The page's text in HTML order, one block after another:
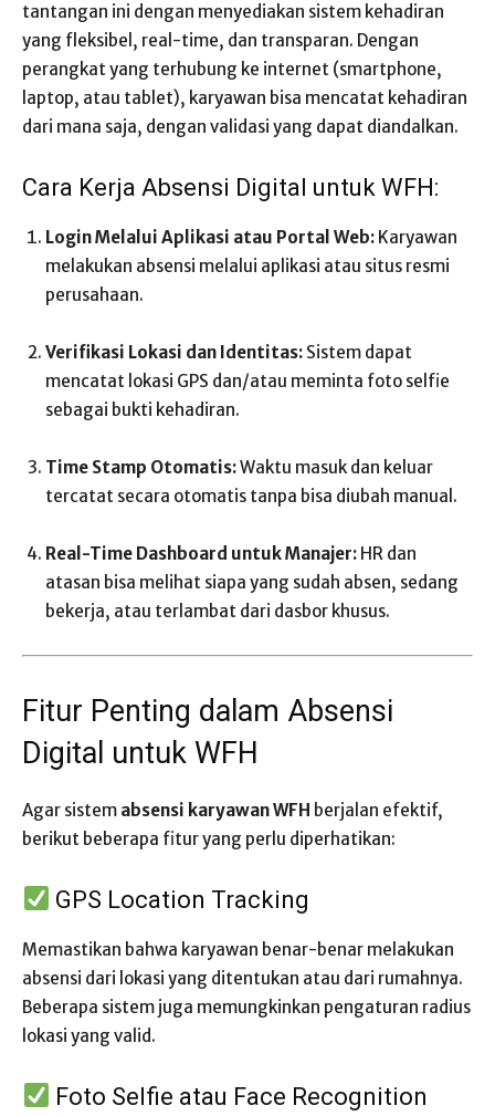
tantangan ini dengan menyediakan sistem kehadiran
yang fleksibel, real-time, dan transparan. Dengan
perangkat yang terhubung ke internet (smartphone,
laptop, atau tablet), karyawan bisa mencatat kehadiran
dari mana saja, dengan validasi yang dapat diandalkan.
Cara Kerja Absensi Digital untuk WFH:
Login Melalui Aplikasi atau Portal Web: Karyawan
melakukan absensi melalui aplikasi atau situs resmi
perusahaan.
Verifikasi Lokasi dan Identitas: Sistem dapat
mencatat lokasi GPS dan/atau meminta foto selfie
sebagai bukti kehadiran.
Time Stamp Otomatis:Waktu masuk dan keluar
tercatat secara otomatis tanpa bisa diubah manual.
Real-Time Dashboard untuk Manajer: HR dan
atasan bisa melihat siapa yang sudah absen, sedang
bekerja, atau terlambat dari dasbor khusus.
Fitur Penting dalam Absensi
Digital untuk WFH
Agar sistem absensi karyawan WFH berjalan efektif,
berikut beberapa fitur yang perlu diperhatikan:
GPS Location Tracking
Memastikan bahwa karyawan benar-benar melakukan
absensi dari lokasi yang ditentukan atau dari rumahnya.
Beberapa sistem juga memungkinkan pengaturan radius
lokasi yang valid.
Foto Selfie atau Face Recognition